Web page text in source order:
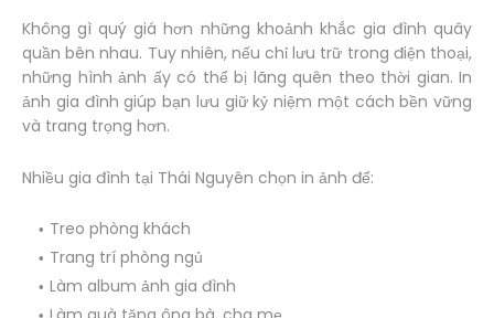
Không gì quý giá hơn những khoảnh khắc gia đình quây
quần bên nhau. Tuy nhiên, nếu chỉ lưu trữ trong điện thoại,
những hình ảnh ấy có thể bị lãng quên theo thời gian. In
ảnh gia đình giúp bạn lưu giữ kỷ niệm một cách bền vững
và trang trọng hơn.
Nhiều gia đình tại Thái Nguyên chọn in ảnh để:
Treo phòng khách
Trang trí phòng ngủ
Làm album ảnh gia đình